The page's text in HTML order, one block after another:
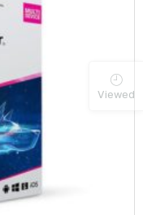
Viewed